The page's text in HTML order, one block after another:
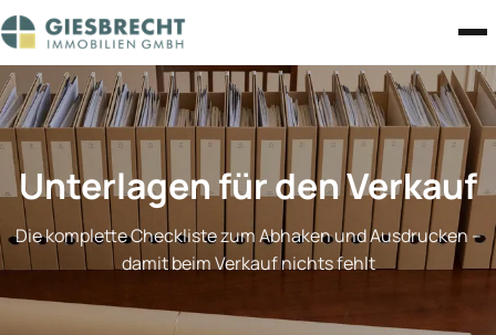
Zum Inhalt springen
Unterlagen für den Verkauf
Die komplette Checkliste zum Abhaken und Ausdrucken –
damit beim Verkauf nichts fehlt